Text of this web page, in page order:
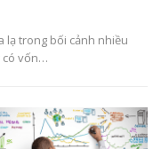
lạ trong bối cảnh nhiều
có vốn…